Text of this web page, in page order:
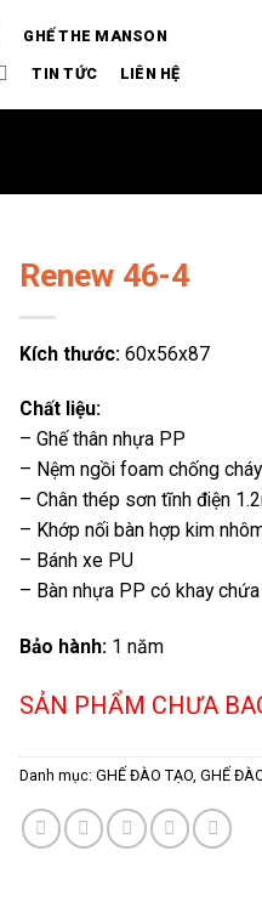
GHẾ THE MANSON
TIN TỨC LIÊN HỆ
Renew 46-4
Kích thước: 60x56x87
Chất liệu:
– Ghế thân nhựa PP
– Nệm ngồi foam chống
– Chân thép sơn tĩnh điện
– Khớp nối bàn hợp kim
– Bánh xe PU
– Bàn nhựa PP có khay chứa
Bảo hành: 1 năm
SẢN PHẨM CHƯA
Danh mục: GHẾ ĐÀO TẠO GHẾ